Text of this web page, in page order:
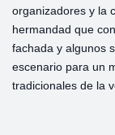
organizadores y la
hermandad que
fachada y algunos
escenario para un
tradicionales de la